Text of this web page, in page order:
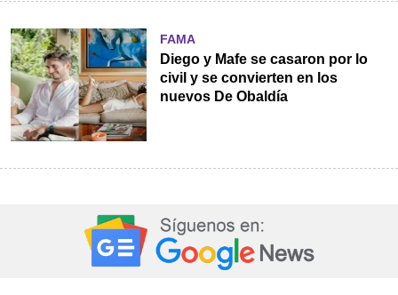
FAMA
Diego y Mafe se casaron por lo
civil y se convierten en los
nuevos De Obaldía